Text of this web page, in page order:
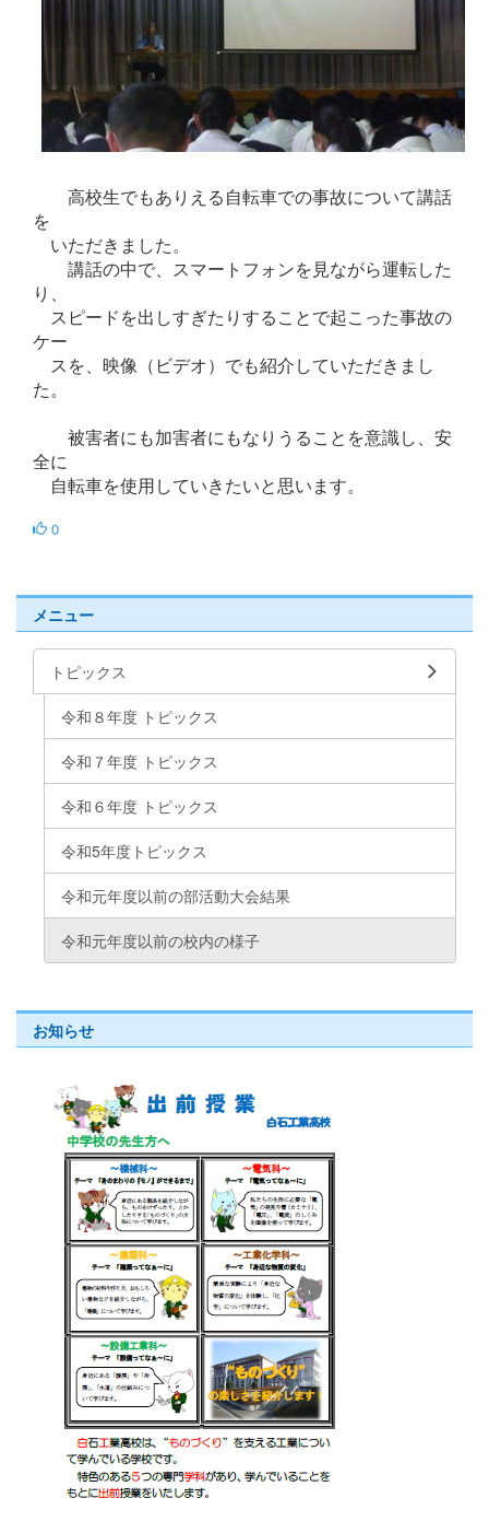
高校生でもありえる自転車での事故について講話
を
いただきました。
講話の中で、スマートフォンを見ながら運転した
り、
スピードを出しすぎたりすることで起こった事故の
ケー
スを、映像（ビデオ）でも紹介していただきまし
た。
被害者にも加害者にもなりうることを意識し、安
全に
自転車を使用していきたいと思います。
0
メニュー
トピックス
令和８年度 トピックス
令和７年度 トピックス
令和６年度 トピックス
令和5年度トピックス
令和元年度以前の部活動大会結果
令和元年度以前の校内の様子
お知らせ